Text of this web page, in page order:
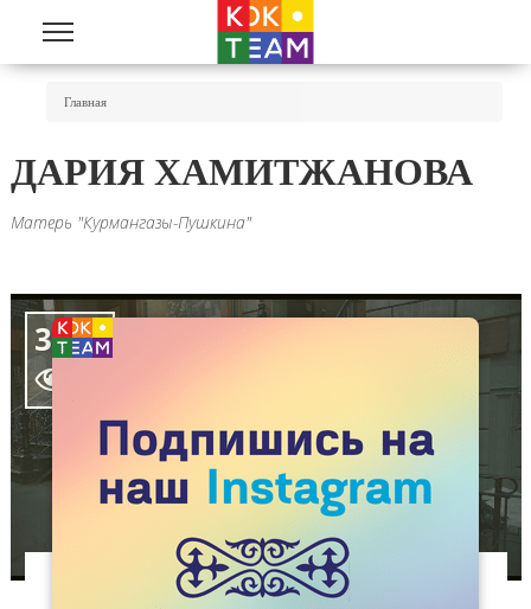
Перейти к основному содержанию
Главная
ДАРИЯ ХАМИТЖАНОВА
Матерь "Курмангазы-Пушкина"
3811
